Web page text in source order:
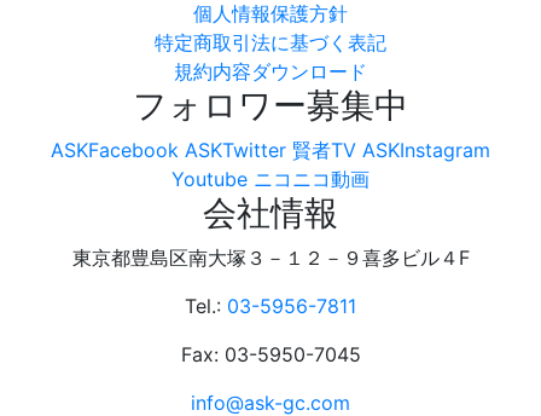
個人情報保護方針
特定商取引法に基づく表記
規約内容ダウンロード
フォロワー募集中
ASKFacebook ASKTwitter 賢者TV ASKInstagram
Youtube ニコニコ動画
会社情報
東京都豊島区南大塚３－１２－９喜多ビル４F
Tel.: 03-5956-7811
Fax: 03-5950-7045
info@ask-gc.com